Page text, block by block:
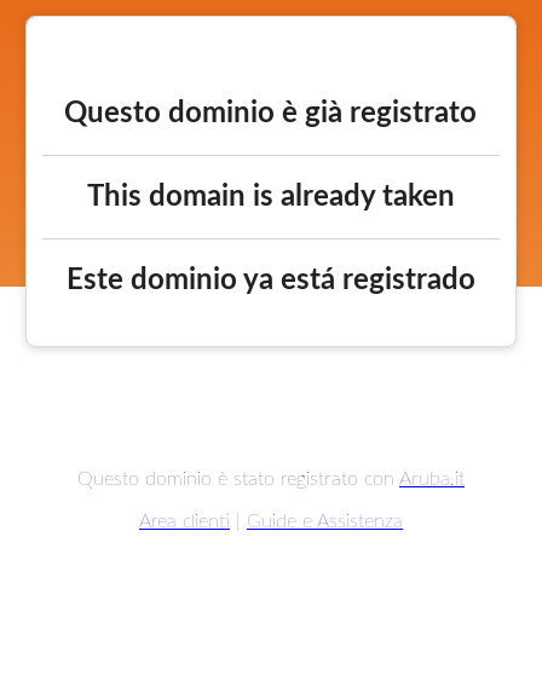
Questo dominio è già registrato
This domain is already taken
Este dominio ya está registrado
Questo dominio è stato registrato con Aruba.it
Area clienti Guide e Assistenza